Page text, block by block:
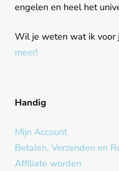
engelen en heel het
Wil je weten wat ik voor
meer!
Handig
Mijn Account
Betalen, Verzenden en
Affiliate worden